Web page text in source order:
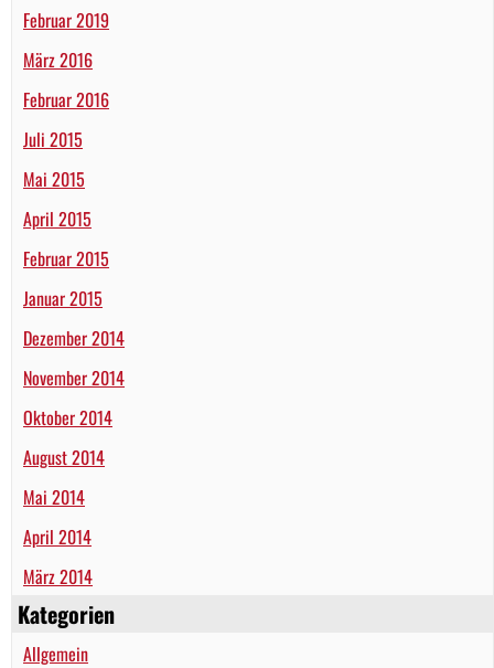
Februar 2019
März 2016
Februar 2016
Juli 2015
Mai 2015
April 2015
Februar 2015
Januar 2015
Dezember 2014
November 2014
Oktober 2014
August 2014
Mai 2014
April 2014
März 2014
Kategorien
Allgemein